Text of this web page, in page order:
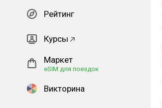
Рейтинг
Курсы
Маркет
eSIM для поездок
Викторина